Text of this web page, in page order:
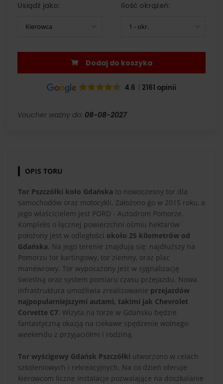
Usiądź jako:
Kierowca
Ilość okrążeń:
1 - okr.
Dodaj do koszyka
4.6 2161 opinii
Voucher ważny do: 08-08-2027
OPIS TORU
Tor Pszczółki koło Gdańska to nowoczesny tor dla
samochodów oraz motocykli. Założono go w 2015 roku, a
jego właścicielem jest PORD - Autodrom Pomorze.
Kompleks o łącznej powierzchni ośmiu hektarów
położony jest w odległości około 25 kilometrów od
Gdańska. Na jego terenie znajdują się: najdłuższy na
Pomorzu tor kartingowy, tor ziemny, oraz plac
manewrowy. Tor wyposażony jest w sygnalizację
świetlną oraz system pomiaru czasu przejazdu. Nowa
infrastruktura umożliwia zrealizowanie przejazdów
najpopularniejszymi autami, takimi jak Chevrolet
Corvette C7. Wizyta na torze w Gdańsku będzie
fantastyczną okazją na ciekawe spędzenie wolnego
weekendu z przyjaciółmi i rodziną.
Tor wyścigowy Gdańsk Pszczółki utworzono w celach
szkoleniowych i rekreacyjnych. Na co dzień oferuje
kierowcom liczne instalacje pozwalające na doszkalanie